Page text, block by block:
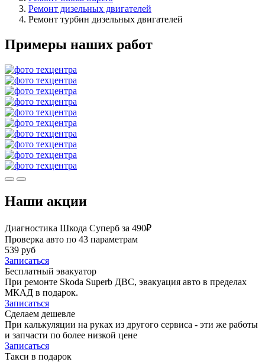
Ремонт дизельных двигателей
Ремонт турбин дизельных двигателей
Примеры наших работ
Наши акции
Диагностика Шкода Суперб за 490₽
Проверка авто по 43 параметрам
539 руб
Записаться
Бесплатный эвакуатор
При ремонте Skoda Superb ДВС, эвакуация авто в пределах
МКАД в подарок.
Записаться
Сделаем дешевле
При калькуляции на руках из другого сервиса - эти же работы
и запчасти по более низкой цене
Записаться
Такси в подарок